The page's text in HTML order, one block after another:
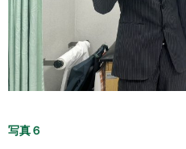
写真６